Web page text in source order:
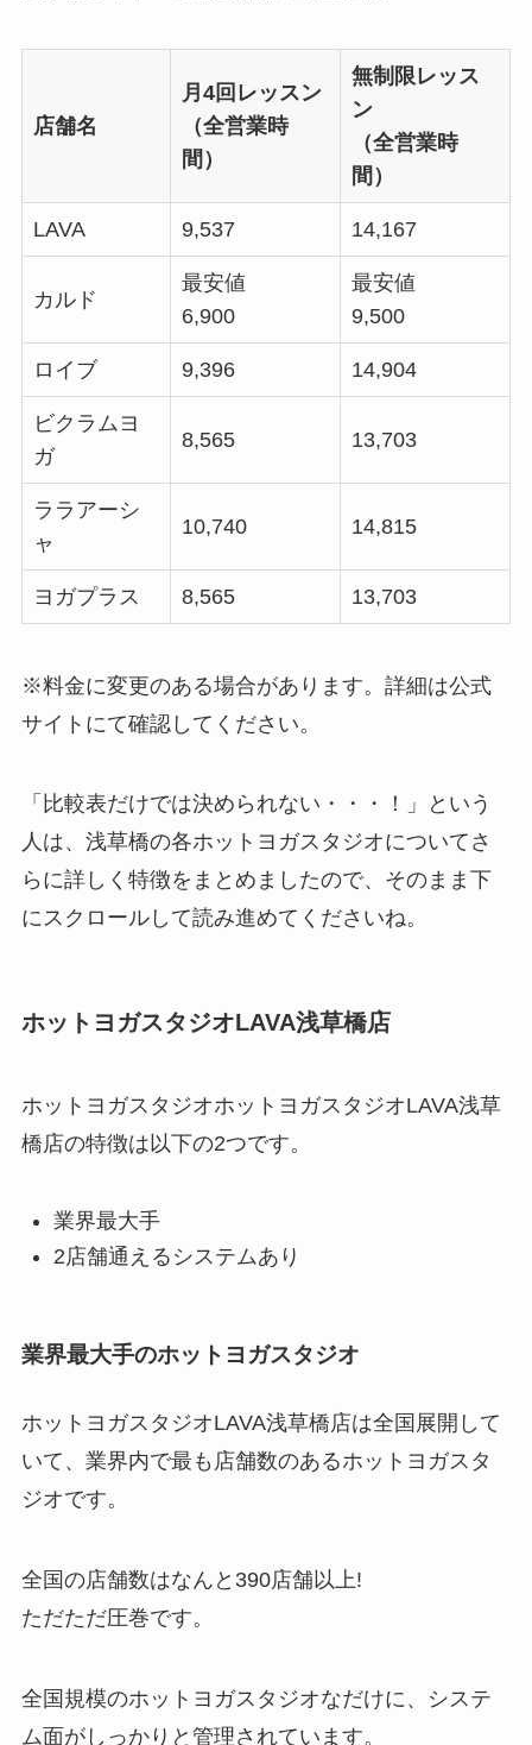
店舗名
月4回レッスン
（全営業時
間）
無制限レッス
ン
（全営業時
間）
LAVA 9,537 14,167
カルド
最安値
6,900
最安値
9,500
ロイブ 9,396 14,904
ビクラムヨ
ガ
8,565 13,703
ララアーシ
ャ
10,740 14,815
ヨガプラス 8,565 13,703
※料金に変更のある場合があります。詳細は公式
サイトにて確認してください。
「比較表だけでは決められない・・・！」という
人は、浅草橋の各ホットヨガスタジオについてさ
らに詳しく特徴をまとめましたので、そのまま下
にスクロールして読み進めてくださいね。
ホットヨガスタジオLAVA浅草橋店
ホットヨガスタジオホットヨガスタジオLAVA浅草
橋店の特徴は以下の2つです。
業界最大手
2店舗通えるシステムあり
業界最大手のホットヨガスタジオ
ホットヨガスタジオLAVA浅草橋店は全国展開して
いて、業界内で最も店舗数のあるホットヨガスタ
ジオです。
全国の店舗数はなんと 390店舗以上!
ただただ圧巻です。
全国規模のホットヨガスタジオなだけに、システ
ム面がしっかりと管理されています。